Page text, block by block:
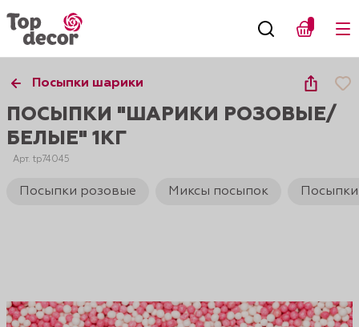
Посыпки шарики
ПОСЫПКИ "ШАРИКИ РОЗОВЫЕ/
БЕЛЫЕ" 1КГ
Арт. tp74045
Посыпки розовые Миксы посыпок